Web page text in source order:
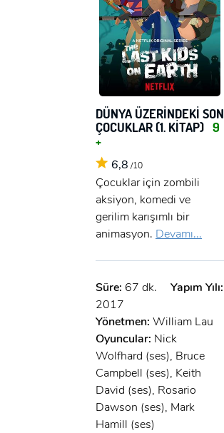
DÜNYA ÜZERİNDEKİ SON
ÇOCUKLAR (1. KITAP) 9
+
6,8 /10
Çocuklar için zombili
aksiyon, komedi ve
gerilim karışımlı bir
animasyon. Devamı...
Süre: 67 dk.
Yapım Yılı:
2017
Yönetmen: William Lau
Oyuncular: Nick
Wolfhard (ses), Bruce
Campbell (ses), Keith
David (ses), Rosario
Dawson (ses), Mark
Hamill (ses)